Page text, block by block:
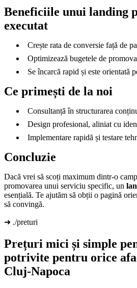
Beneficiile unui landing
executat
Crește rata de conversie față de
Optimizează bugetele de
Se încarcă rapid și este orientată
Ce primești de la noi
Consultanță în structurarea
Design profesional, aliniat cu
Implementare rapidă și testare
Concluzie
Dacă vrei să scoți maximum dintr-o
promovarea unui serviciu specific, un
esențială. Te ajutăm să obții o pagină
să convingă.
➜ ./preturi
Prețuri mici și simple
potrivite pentru orice
Cluj-Napoca